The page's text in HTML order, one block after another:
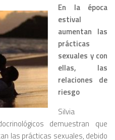
En la época
estival
aumentan las
prácticas
sexuales y con
ellas, las
relaciones de
riesgo
Silvia
demuestran que
las prácticas sexuales, debido